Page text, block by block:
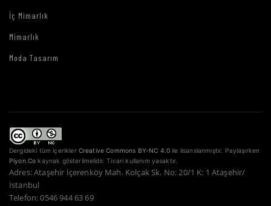
İç Mimarlık
Mimarlık
Moda Tasarım
Dergideki tüm içerikler Creative Commons BY-NC 4.0 ile lisanslanmıştır. Paylaşırken
Piyon.Co kaynak gösterilmelidir. Ticari kullanım yasaktır.
Adres: Ataşehir İçerenköy Mah. Kolçak Sk. No: 20/1 K: 1 Ataşehir/
İstanbul
Telefon: 0546 944 63 69